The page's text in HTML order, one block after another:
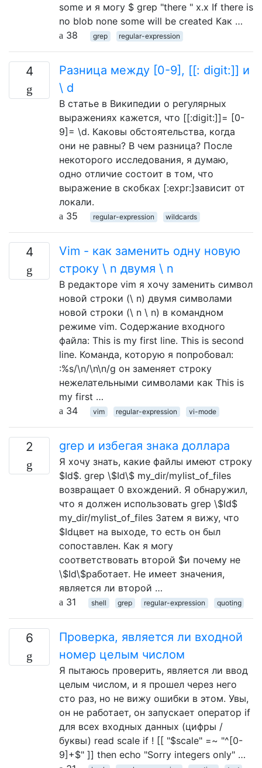
some и я могу $ grep "there " x.x If there is
no blob none some will be created Как …
38
grep regular-expression
4
Разница между [0-9], [[: digit:]] и
\ d
В статье в Википедии о регулярных
выражениях кажется, что [[:digit:]]= [0-
9]= \d. Каковы обстоятельства, когда
они не равны? В чем разница? После
некоторого исследования, я думаю,
одно отличие состоит в том, что
выражение в скобках [:expr:]зависит от
локали.
35
regular-expression wildcards
4
Vim - как заменить одну новую
строку \ n двумя \ n
В редакторе vim я хочу заменить символ
новой строки (\ n) двумя символами
новой строки (\ n \ n) в командном
режиме vim. Содержание входного
файла: This is my first line. This is second
line. Команда, которую я попробовал:
:%s/\n/\n\n/g он заменяет строку
нежелательными символами как This is
my first …
34
vim regular-expression vi-mode
2 grep и избегая знака доллара
Я хочу знать, какие файлы имеют строку
$Id$. grep \$Id\$ my_dir/mylist_of_files
возвращает 0 вхождений. Я обнаружил,
что я должен использовать grep \$Id$
my_dir/mylist_of_files Затем я вижу, что
$Idцвет на выходе, то есть он был
сопоставлен. Как я могу
соответствовать второй $и почему не
\$Id\$работает. Не имеет значения,
является ли второй …
31
shell grep regular-expression quoting
6
Проверка, является ли входной
номер целым числом
Я пытаюсь проверить, является ли ввод
целым числом, и я прошел через него
сто раз, но не вижу ошибки в этом. Увы,
он не работает, он запускает оператор if
для всех входных данных (цифры /
буквы) read scale if ! [[ "$scale" =~ "^[0-
9]+$" ]] then echo "Sorry integers only" …